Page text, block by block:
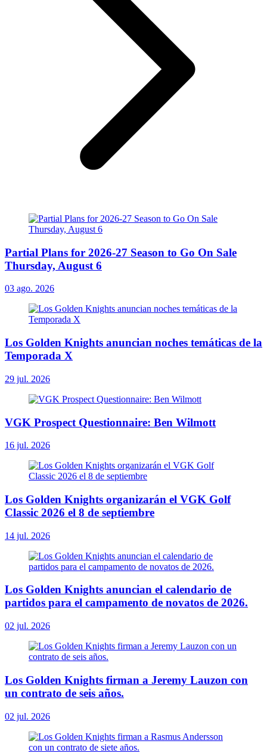
Partial Plans for 2026-27 Season to Go On Sale
Thursday, August 6
03 ago. 2026
Los Golden Knights anuncian noches temáticas de la
Temporada X
29 jul. 2026
VGK Prospect Questionnaire: Ben Wilmott
16 jul. 2026
Los Golden Knights organizarán el VGK Golf
Classic 2026 el 8 de septiembre
14 jul. 2026
Los Golden Knights anuncian el calendario de
partidos para el campamento de novatos de 2026.
02 jul. 2026
Los Golden Knights firman a Jeremy Lauzon con
un contrato de seis años.
02 jul. 2026